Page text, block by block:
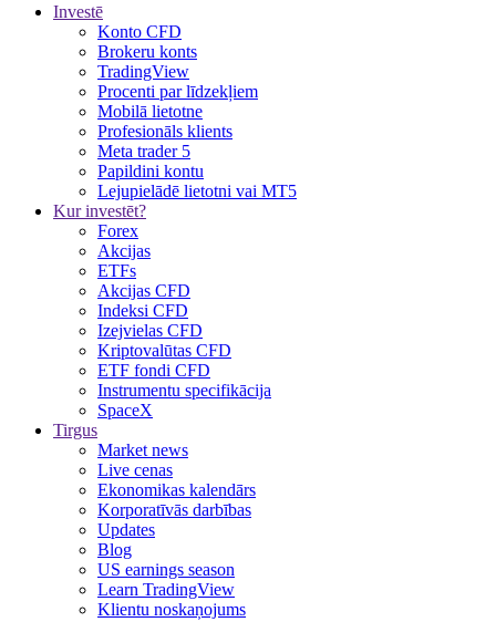
Investē
Konto CFD
Brokeru konts
TradingView
Procenti par līdzekļiem
Mobilā lietotne
Profesionāls klients
Meta trader 5
Papildini kontu
Lejupielādē lietotni vai MT5
Kur investēt?
Forex
Akcijas
ETFs
Akcijas CFD
Indeksi CFD
Izejvielas CFD
Kriptovalūtas CFD
ETF fondi CFD
Instrumentu specifikācija
SpaceX
Tirgus
Market news
Live cenas
Ekonomikas kalendārs
Korporatīvās darbības
Updates
Blog
US earnings season
Learn TradingView
Klientu noskaņojums